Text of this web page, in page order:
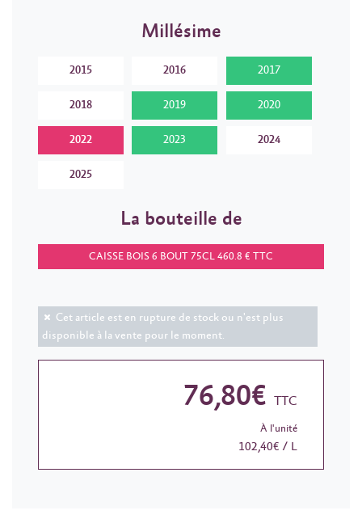
Millésime
2015 2016 2017
2018 2019 2020
2022 2023 2024
2025
La bouteille de
CAISSE BOIS 6 BOUT 75CL 460.8 € TTC
Cet article est en rupture de stock ou n'est plus
disponible à la vente pour le moment.
76,80€ TTC
À l'unité
102,40€ / L